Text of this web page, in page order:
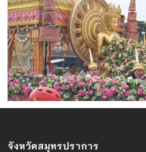
จังหวัดสมุทรปราการ